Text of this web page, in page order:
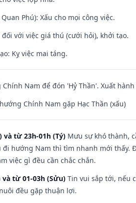
Phú): Xấu cho mọi công việc.
đối với việc giá thú (cưới hỏi), khởi tạo.
Kỵ việc mai táng.
Nam để đón 'Hỷ Thần'. Xuất
Chính Nam gặp Hạc Thần (xấu)
và từ 23h-01h (Tý) Mưu sự khó thành,
đi hướng Nam thì tìm nhanh mới thấy.
việc gì đều cần chắc chắn.
và từ 01-03h (Sửu) Tin vui sắp tới, nếu
đều gặp thuận lợi.